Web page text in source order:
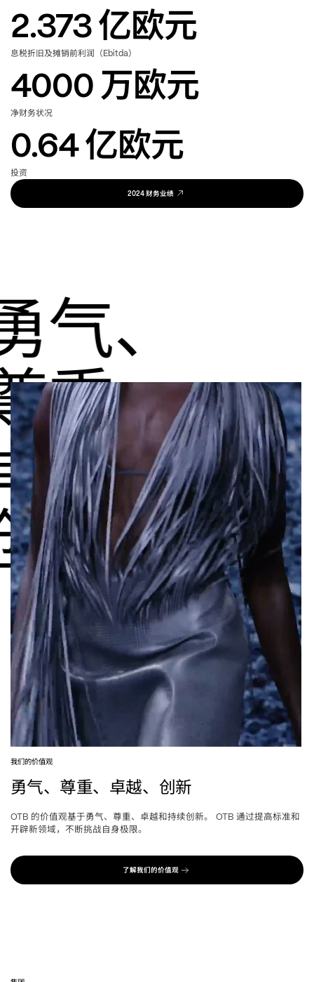
2.373亿欧元
息税折旧及摊销前利润 （Ebitda）
4000万欧元
净财务状况
0.64亿欧元
投资
2024财务业绩
气、
重、
越、
新
我们的价值观
勇气、尊重、卓越、创新
OTB 的价值观基于勇气、尊重、卓越和持续创新。 OTB 通过提高标准和
开辟新领域，不断挑战自身极限。
了解我们的价值观